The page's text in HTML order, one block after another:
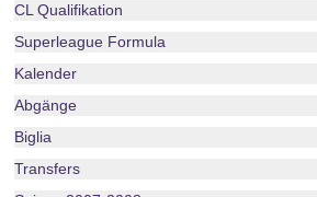
CL Qualifikation
Superleague Formula
Kalender
Abgänge
Biglia
Transfers